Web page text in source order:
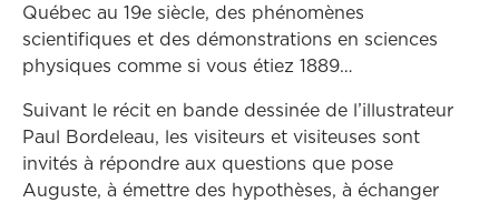
Québec au 19e siècle, des phénomènes
scientifiques et des démonstrations en sciences
physiques comme si vous étiez 1889…
Suivant le récit en bande dessinée de l’illustrateur
Paul Bordeleau, les visiteurs et visiteuses sont
invités à répondre aux questions que pose
Auguste, à émettre des hypothèses, à échanger